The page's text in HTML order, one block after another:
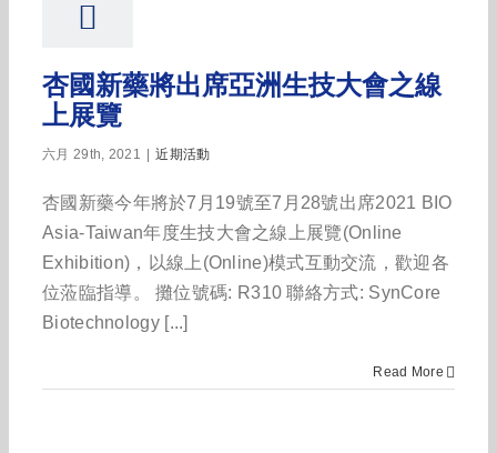
杏國新藥將出席亞洲生技大會之線
上展覽
六月 29th, 2021 | 近期活動
杏國新藥今年將於7月19號至7月28號出席2021 BIO
Asia-Taiwan年度生技大會之線上展覽(Online
Exhibition)，以線上(Online)模式互動交流，歡迎各
位蒞臨指導。 攤位號碼: R310 聯絡方式: SynCore
Biotechnology [...]
Read More